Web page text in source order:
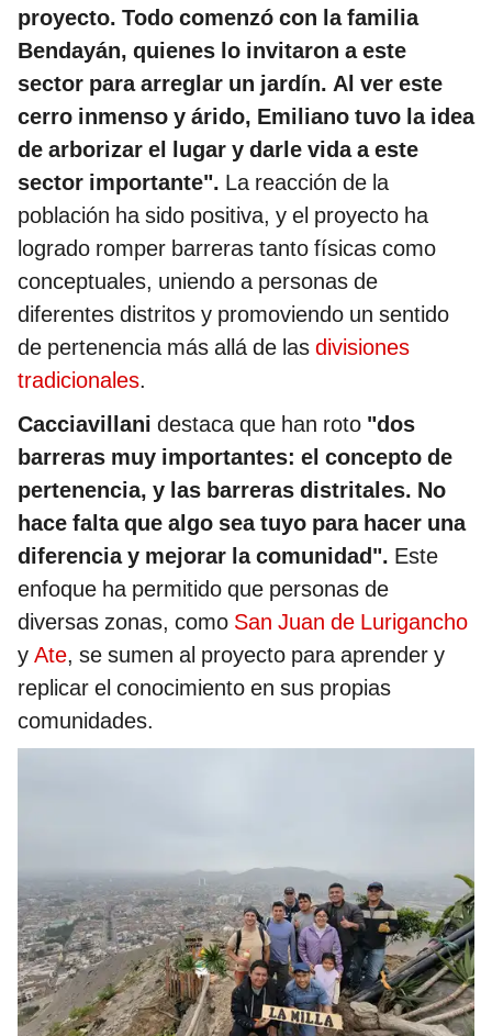
proyecto. Todo comenzó con la familia
Bendayán, quienes lo invitaron a este
sector para arreglar un jardín. Al ver este
cerro inmenso y árido, Emiliano tuvo la idea
de arborizar el lugar y darle vida a este
sector importante". La reacción de la
población ha sido positiva, y el proyecto ha
logrado romper barreras tanto físicas como
conceptuales, uniendo a personas de
diferentes distritos y promoviendo un sentido
de pertenencia más allá de las divisiones
tradicionales.
Cacciavillani destaca que han roto "dos
barreras muy importantes: el concepto de
pertenencia, y las barreras distritales. No
hace falta que algo sea tuyo para hacer una
diferencia y mejorar la comunidad". Este
enfoque ha permitido que personas de
diversas zonas, como San Juan de Lurigancho
y Ate, se sumen al proyecto para aprender y
replicar el conocimiento en sus propias
comunidades.